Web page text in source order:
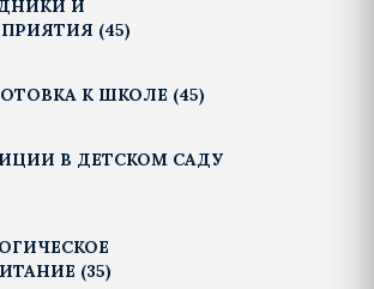
И
(45)
К ШКОЛЕ (45)
В ДЕТСКОМ САДУ
(35)